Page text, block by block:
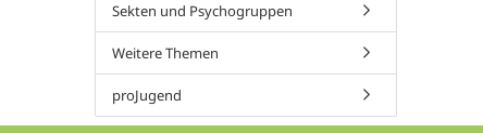
Sekten und Psychogruppen
Weitere Themen
proJugend